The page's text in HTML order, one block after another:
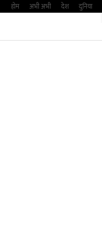
Skipहोम अभी अभी देश दुनिया